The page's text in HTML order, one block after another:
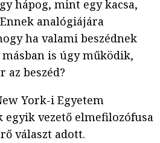
hápog, mint egy kacsa,
analógiájára
ha valami beszédnek
is úgy működik,
az beszéd?
York-i Egyetem
vezető elmefilozófusa
választ adott.